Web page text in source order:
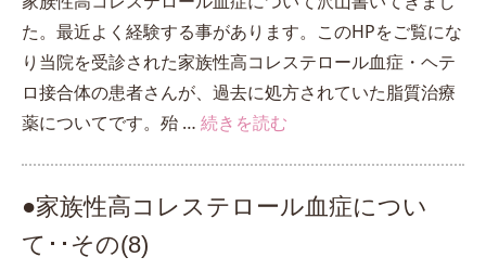
た。最近よく経験する事があります。このHPをご覧にな
り当院を受診された家族性高コレステロール血症・ヘテ
ロ接合体の患者さんが、過去に処方されていた脂質治療
薬についてです。殆 … 続きを読む
●家族性高コレステロール血症につい
て･･その(8)